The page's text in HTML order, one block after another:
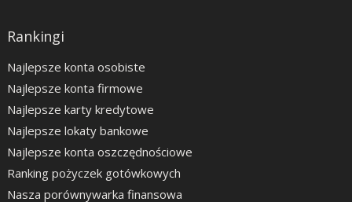
Rankingi
Najlepsze konta osobiste
Najlepsze konta firmowe
Najlepsze karty kredytowe
Najlepsze lokaty bankowe
Najlepsze konta oszczędnościowe
Ranking pożyczek gotówkowych
Nasza porównywarka finansowa